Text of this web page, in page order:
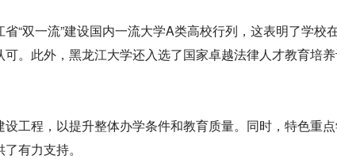
“双一流”建设国内一流大学A类高校行列，这表明了学校
。此外，黑龙江大学还入选了国家卓越法律人才教育培
工程，以提升整体办学条件和教育质量。同时，特色重
有力支持。